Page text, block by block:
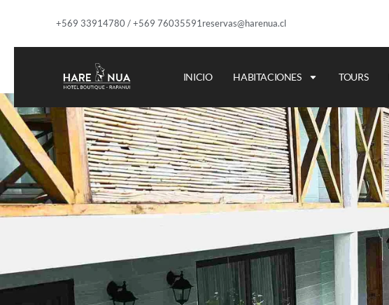
+569 33914780 / +569 76035591 reservas@harenua.cl
INICIO HABITACIONES TOURS